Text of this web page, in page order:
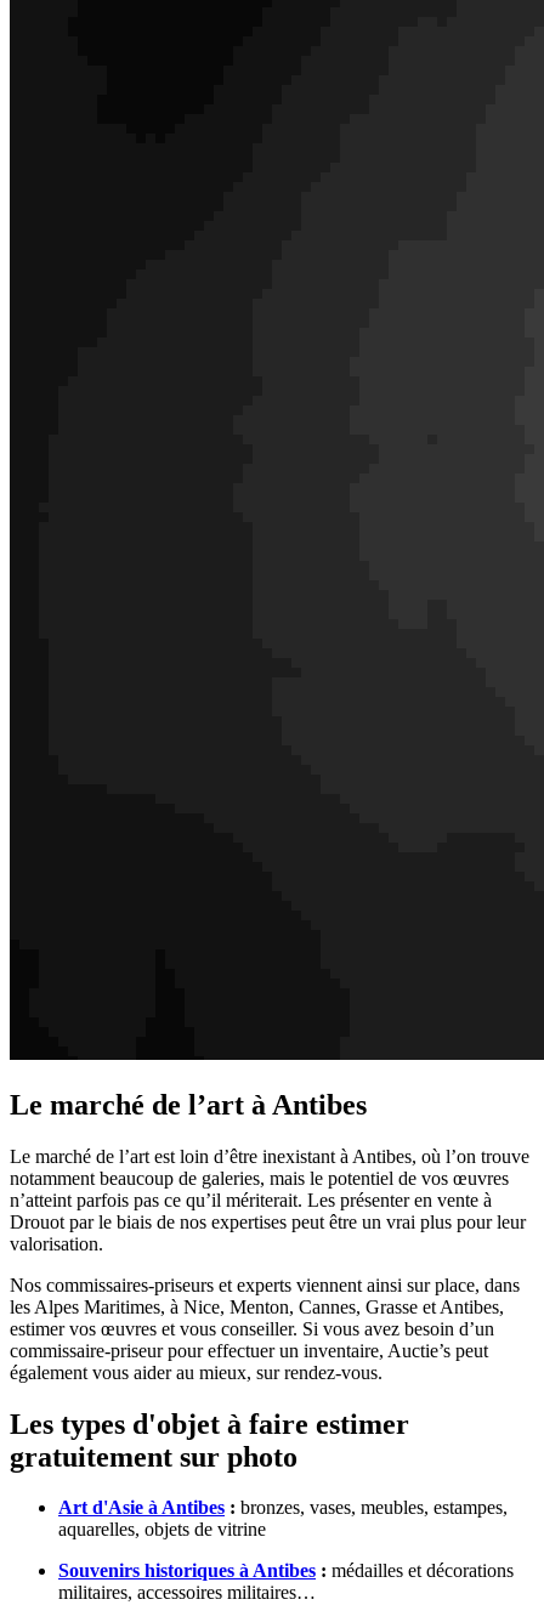
Le marché de l’art à Antibes
Le marché de l’art est loin d’être inexistant à Antibes, où l’on trouve
notamment beaucoup de galeries, mais le potentiel de vos œuvres
n’atteint parfois pas ce qu’il mériterait. Les présenter en vente à
Drouot par le biais de nos expertises peut être un vrai plus pour leur
valorisation.
Nos commissaires-priseurs et experts viennent ainsi sur place, dans
les Alpes Maritimes, à Nice, Menton, Cannes, Grasse et Antibes,
estimer vos œuvres et vous conseiller. Si vous avez besoin d’un
commissaire-priseur pour effectuer un inventaire, Auctie’s peut
également vous aider au mieux, sur rendez-vous.
Les types d'objet à faire estimer
gratuitement sur photo
Art d'Asie à Antibes : bronzes, vases, meubles, estampes,
aquarelles, objets de vitrine
Souvenirs historiques à Antibes : médailles et décorations
militaires, accessoires militaires…